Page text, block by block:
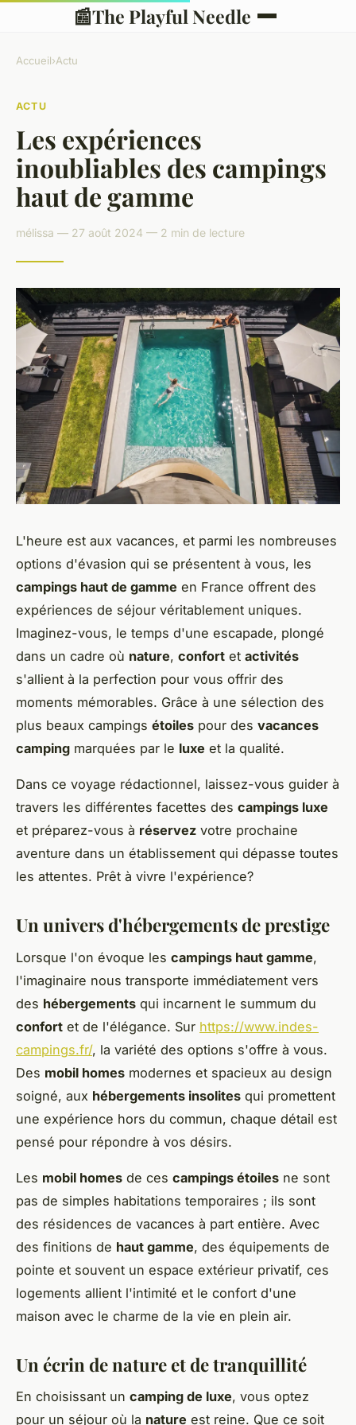
📰The Playful Needle
Accueil›Actu
ACTU
Les expériences
inoubliables des campings
haut de gamme
mélissa — 27 août 2024 — 2 min de lecture
L'heure est aux vacances, et parmi les nombreuses
options d'évasion qui se présentent à vous, les
campings haut de gamme en France offrent des
expériences de séjour véritablement uniques.
Imaginez-vous, le temps d'une escapade, plongé
dans un cadre où nature, confort et activités
s'allient à la perfection pour vous offrir des
moments mémorables. Grâce à une sélection des
plus beaux campings étoiles pour des vacances
camping marquées par le luxe et la qualité.
Dans ce voyage rédactionnel, laissez-vous guider à
travers les différentes facettes des campings luxe
et préparez-vous à réservez votre prochaine
aventure dans un établissement qui dépasse toutes
les attentes. Prêt à vivre l'expérience?
Un univers d'hébergements de prestige
Lorsque l'on évoque les campings haut gamme,
l'imaginaire nous transporte immédiatement vers
des hébergements qui incarnent le summum du
confort et de l'élégance. Sur https://www.indes-
campings.fr/, la variété des options s'offre à vous.
Des mobil homes modernes et spacieux au design
soigné, aux hébergements insolites qui promettent
une expérience hors du commun, chaque détail est
pensé pour répondre à vos désirs.
Les mobil homes de ces campings étoiles ne sont
pas de simples habitations temporaires ; ils sont
des résidences de vacances à part entière. Avec
des finitions de haut gamme, des équipements de
pointe et souvent un espace extérieur privatif, ces
logements allient l'intimité et le confort d'une
maison avec le charme de la vie en plein air.
Un écrin de nature et de tranquillité
En choisissant un camping de luxe, vous optez
pour un séjour où la nature est reine. Que ce soit